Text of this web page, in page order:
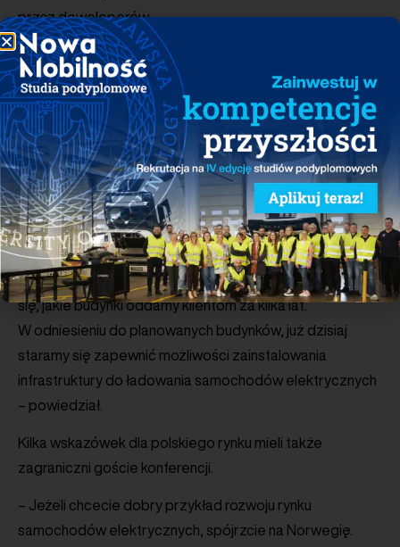
przez deweloperów.
– Nie czują presji, żeby przystosowywać budynki
do instalacji stacji ładowania. Zbyt słabo interesują się
tą kwestią. Stacje w budynkach wielopoziomowych
powinny być ogólnie dostępne, żeby się amortyzowały.
Mamy problem z edukacją rynku, która jest podstawą –
powiedział Michalczyk.
Kazimierz Monkiewicz, Manager ds. CSV w Echo
Investment nie podzielił tej opinii.
– W zakresie rynku nieruchomości musimy zastanawiać
się, jakie budynki oddamy klientom za kilka lat.
W odniesieniu do planowanych budynków, już dzisiaj
staramy się zapewnić możliwości zainstalowania
infrastruktury do ładowania samochodów elektrycznych
– powiedział.
Kilka wskazówek dla polskiego rynku mieli także
zagraniczni goście konferencji.
– Jeżeli chcecie dobry przykład rozwoju rynku
samochodów elektrycznych, spójrzcie na Norwegię.